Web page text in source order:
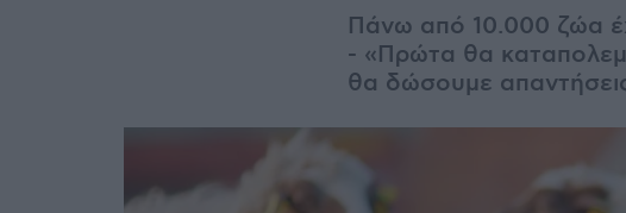
Πάνω από 10.000 ζώα
- «Πρώτα θα
θα δώσουμε